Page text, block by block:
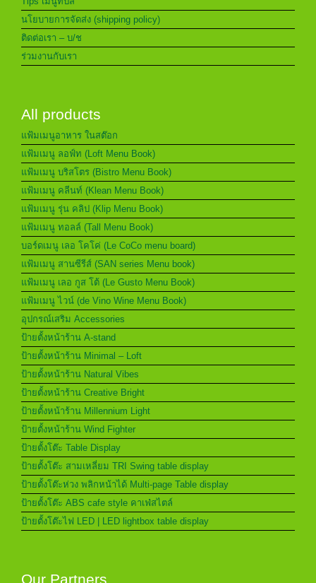
นโยบายการจัดส่ง (shipping policy)
ติดต่อเรา – บ/ช
ร่วมงานกับเรา
All products
แฟ้มเมนูอาหาร ในสต๊อก
แฟ้มเมนู ลอฟ์ท (Loft Menu Book)
แฟ้มเมนู บริสโตร (Bistro Menu Book)
แฟ้มเมนู คลีนท์ (Klean Menu Book)
แฟ้มเมนู รุ่น คลิป (Klip Menu Book)
แฟ้มเมนู ทอลล์ (Tall Menu Book)
บอร์ดเมนู เลอ โคโค่ (Le CoCo menu board)
แฟ้มเมนู สานซีรีส์ (SAN series Menu book)
แฟ้มเมนู เลอ กูส โต้ (Le Gusto Menu Book)
แฟ้มเมนู ไวน์ (de Vino Wine Menu Book)
อุปกรณ์เสริม Accessories
ป้ายตั้งหน้าร้าน A-stand
ป้ายตั้งหน้าร้าน Minimal – Loft
ป้ายตั้งหน้าร้าน Natural Vibes
ป้ายตั้งหน้าร้าน Creative Bright
ป้ายตั้งหน้าร้าน Millennium Light
ป้ายตั้งหน้าร้าน Wind Fighter
ป้ายตั้งโต๊ะ Table Display
ป้ายตั้งโต๊ะ สามเหลี่ยม TRI Swing table display
ป้ายตั้งโต๊ะห่วง พลิกหน้าได้ Multi-page Table display
ป้ายตั้งโต๊ะ ABS cafe style คาเฟ่สไตล์
ป้ายตั้งโต๊ะไฟ LED | LED lightbox table display
Our Partners